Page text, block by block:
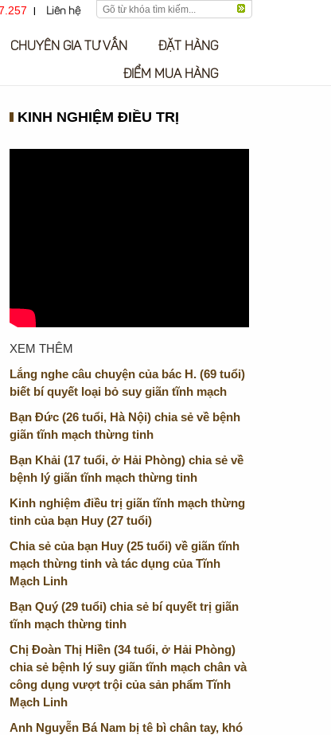
Liên hệ
CHUYÊN GIA TƯ VẤN ĐẶT HÀNG
ĐIỂM MUA HÀNG
KINH NGHIỆM ĐIỀU TRỊ
XEM THÊM
Lắng nghe câu chuyện của bác H. (69 tuổi)
biết bí quyết loại bỏ suy giãn tĩnh mạch
Bạn Đức (26 tuổi, Hà Nội) chia sẻ về bệnh
giãn tĩnh mạch thừng tinh
Bạn Khải (17 tuổi, ở Hải Phòng) chia sẻ về
bệnh lý giãn tĩnh mạch thừng tinh
Kinh nghiệm điều trị giãn tĩnh mạch thừng
tinh của bạn Huy (27 tuổi)
Chia sẻ của bạn Huy (25 tuổi) về giãn tĩnh
mạch thừng tinh và tác dụng của Tĩnh
Mạch Linh
Bạn Quý (29 tuổi) chia sẻ bí quyết trị giãn
tĩnh mạch thừng tinh
Chị Đoàn Thị Hiền (34 tuổi, ở Hải Phòng)
chia sẻ bệnh lý suy giãn tĩnh mạch chân và
công dụng vượt trội của sản phẩm Tĩnh
Mạch Linh
Anh Nguyễn Bá Nam bị tê bì chân tay, khó